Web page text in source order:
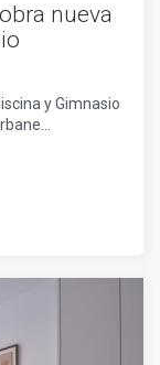
nueva
y Gimnasio
en una de
esta
funcionalidad
una
o
alta calidad en
se integra